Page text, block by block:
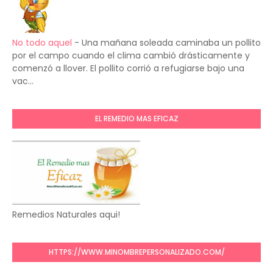
No todo aquel - Una mañana soleada caminaba un pollito
por el campo cuando el clima cambió drásticamente y
comenzó a llover. El pollito corrió a refugiarse bajo una
vac...
EL REMEDIO MAS EFICAZ
Remedios Naturales aqui!
HTTPS://WWW.MINOMBREPERSONALIZADO.COM/